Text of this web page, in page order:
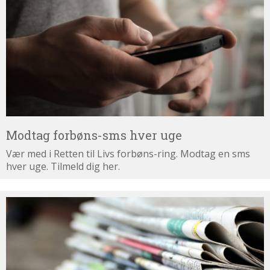
uge
Modtag forbøns-sms hver uge
Vær med i Retten til Livs forbøns-ring. Modtag en sms
hver uge. Tilmeld dig her.
Tilmeld
dig
nyhedsbrevet